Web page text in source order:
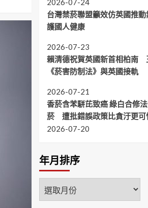
2026-07-24
台灣禁菸聯盟籲效仿英國推
護國人健康
2026-07-23
賴清德祝賀英國新首相柏南
《菸害防制法》與英國接軌
2026-07-21
香菸含苯駢芘致癌 綠白合修
菸 遭批錯誤政策比貪汙更可
2026-07-20
年月排序
年
月